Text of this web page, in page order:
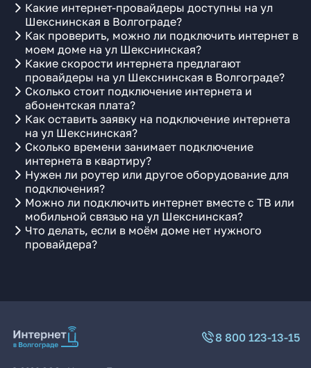
Какие интернет-провайдеры доступны на ул
Шекснинская в Волгограде?
Как проверить, можно ли подключить интернет в
моем доме на ул Шекснинская?
Какие скорости интернета предлагают
провайдеры на ул Шекснинская в Волгограде?
Сколько стоит подключение интернета и
абонентская плата?
Как оставить заявку на подключение интернета
на ул Шекснинская?
Сколько времени занимает подключение
интернета в квартиру?
Нужен ли роутер или другое оборудование для
подключения?
Можно ли подключить интернет вместе с ТВ или
мобильной связью на ул Шекснинская?
Что делать, если в моём доме нет нужного
провайдера?
8 800 123-13-15